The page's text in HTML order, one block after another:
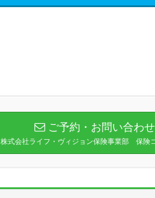
ご予約・お問い合わせ
株式会社ライフ・ヴィジョン保険事業部 保険